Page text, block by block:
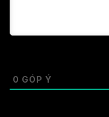
0 GÓP Ý